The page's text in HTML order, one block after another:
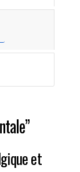
et